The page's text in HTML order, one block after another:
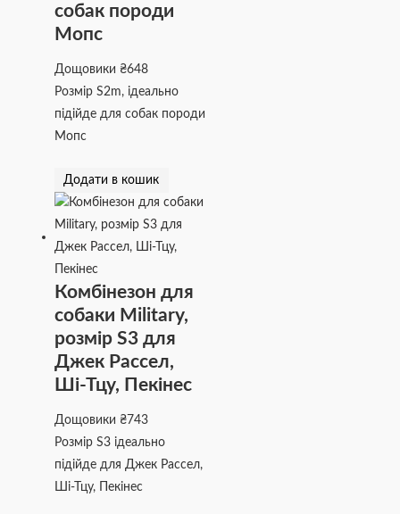
собак породи
Мопс
Дощовики₴648
Розмір S2m, ідеально
підійде для собак породи
Мопс
Додати в кошик
Комбінезон для
собаки Military,
розмір S3 для
Джек Рассел,
Ші-Тцу, Пекінес
Дощовики₴743
Розмір S3 ідеально
підійде для Джек Рассел,
Ші-Тцу, Пекінес